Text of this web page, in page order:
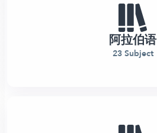
阿拉伯语
23 Subject